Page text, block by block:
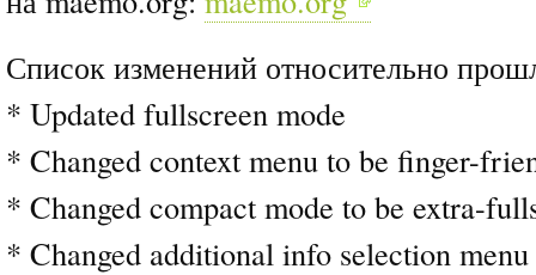
Список изменений относительно
* Updated fullscreen mode
* Changed context menu to be finger-
* Changed compact mode to be extra-
* Changed additional info selection